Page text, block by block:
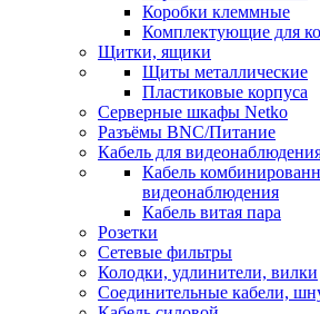
Коробки клеммные
Комплектующие для
Щитки, ящики
Щиты металлические
Пластиковые корпуса
Серверные шкафы Netko
Разъёмы BNC/Питание
Кабель для
Кабель
видеонаблюдения
Кабель витая пара
Розетки
Сетевые фильтры
Колодки, удлинители, вилки
Соединительные кабели,